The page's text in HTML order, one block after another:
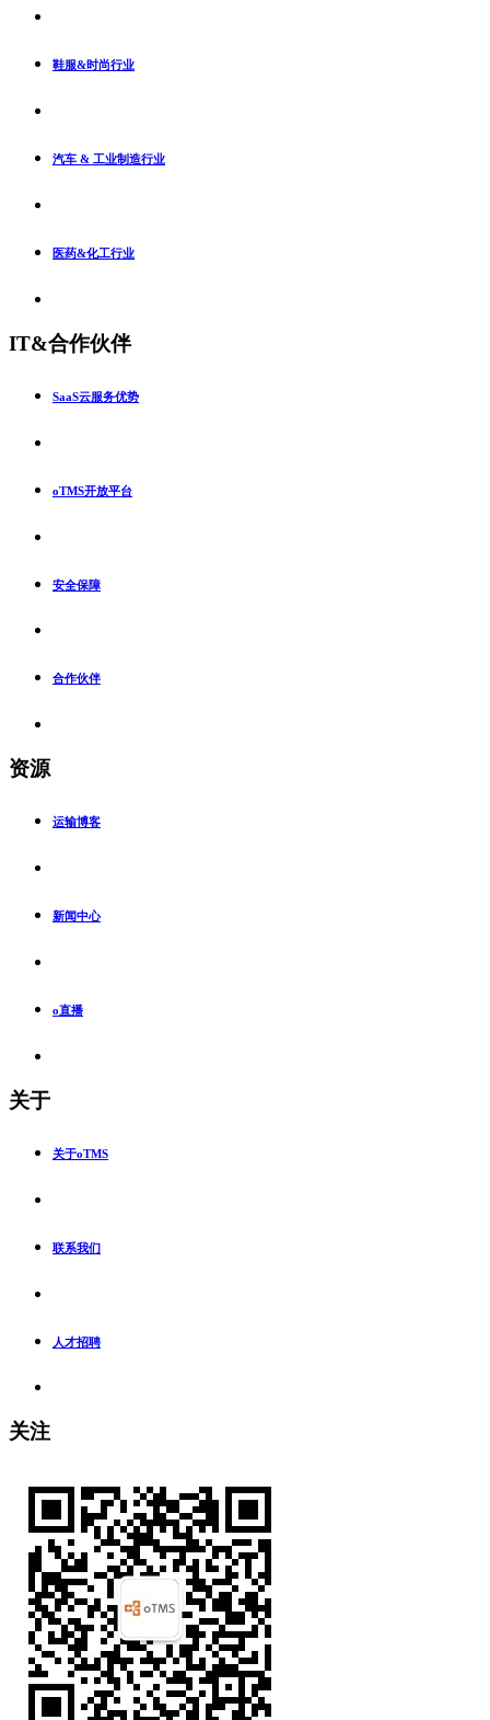
鞋服&时尚行业
汽车 & 工业制造行业
医药&化工行业
IT&合作伙伴
SaaS云服务优势
oTMS开放平台
安全保障
合作伙伴
资源
运输博客
新闻中心
o直播
关于
关于oTMS
联系我们
人才招聘
关注